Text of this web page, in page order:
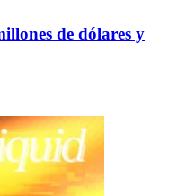
de dólares y